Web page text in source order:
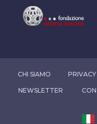
CHI SIAMO
NEWSLETTER